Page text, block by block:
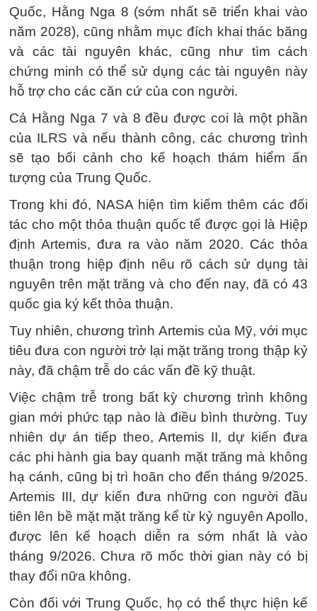
Quốc, Hằng Nga 8 (sớm nhất sẽ triển khai vào
năm 2028), cũng nhằm mục đích khai thác băng
và các tài nguyên khác, cũng như tìm cách
chứng minh có thể sử dụng các tài nguyên này
hỗ trợ cho các căn cứ của con người.
Cả Hằng Nga 7 và 8 đều được coi là một phần
của ILRS và nếu thành công, các chương trình
sẽ tạo bối cảnh cho kế hoạch thám hiểm ấn
tượng của Trung Quốc.
Trong khi đó, NASA hiện tìm kiếm thêm các đối
tác cho một thỏa thuận quốc tế được gọi là Hiệp
định Artemis, đưa ra vào năm 2020. Các thỏa
thuận trong hiệp định nêu rõ cách sử dụng tài
nguyên trên mặt trăng và cho đến nay, đã có 43
quốc gia ký kết thỏa thuận.
Tuy nhiên, chương trình Artemis của Mỹ, với mục
tiêu đưa con người trở lại mặt trăng trong thập kỷ
này, đã chậm trễ do các vấn đề kỹ thuật.
Việc chậm trễ trong bất kỳ chương trình không
gian mới phức tạp nào là điều bình thường. Tuy
nhiên dự án tiếp theo, Artemis II, dự kiến đưa
các phi hành gia bay quanh mặt trăng mà không
hạ cánh, cũng bị trì hoãn cho đến tháng 9/2025.
Artemis III, dự kiến ​​đưa những con người đầu
tiên lên bề mặt mặt trăng kể từ kỷ nguyên Apollo,
được lên kế hoạch diễn ra sớm nhất là vào
tháng 9/2026. Chưa rõ mốc thời gian này có bị
thay đổi nữa không.
Còn đối với Trung Quốc, họ có thể thực hiện kế